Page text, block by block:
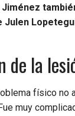
Jiménez
de la
físico no
muy